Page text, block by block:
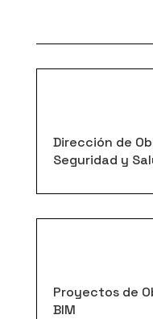
Dirección de
Seguridad y
Proyectos de
BIM